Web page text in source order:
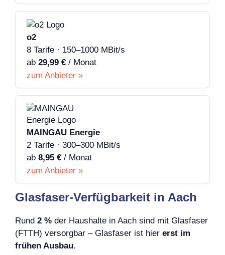
o2
8 Tarife · 150–1000 MBit/s
ab 29,99 € / Monat
zum Anbieter »
MAINGAU Energie
2 Tarife · 300–300 MBit/s
ab 8,95 € / Monat
zum Anbieter »
Glasfaser-Verfügbarkeit in Aach
Rund 2 % der Haushalte in Aach sind mit Glasfaser
(FTTH) versorgbar – Glasfaser ist hier erst im
frühen Ausbau.